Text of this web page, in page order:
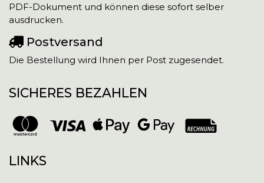
PDF-Dokument und können diese sofort selber
ausdrucken.
Postversand
Die Bestellung wird Ihnen per Post zugesendet.
SICHERES BEZAHLEN
LINKS